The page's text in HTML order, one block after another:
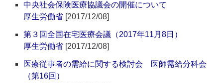
中央社会保険医療協議会の開催について
厚生労働省 [2017/12/08]
第３回全国在宅医療会議（2017年11月8日）
厚生労働省 [2017/12/08]
医療従事者の需給に関する検討会 医師需給分科会
（第16回）